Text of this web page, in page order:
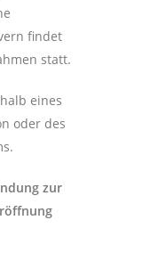
findet
statt.
eines
oder des
zur